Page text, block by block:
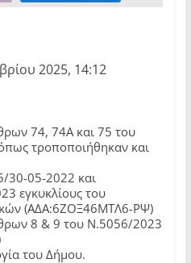
2025, 14:12
74, 74Α και 75 του
τροποποιήθηκαν και
30-05-2022 και
εγκυκλίους του
(ΑΔΑ:6ΖΟΞ46ΜΤΛ6-ΡΨ)
8 & 9 του Ν.5056/2023
του Δήμου.